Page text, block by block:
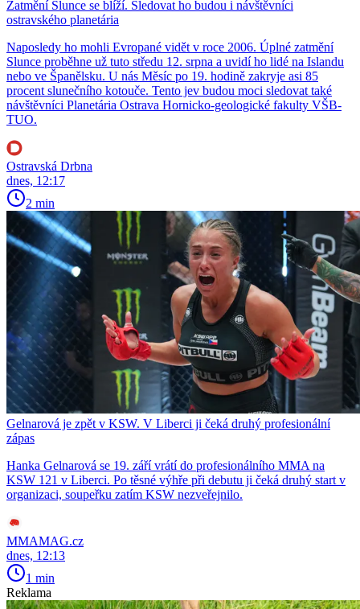
Zatmění Slunce se blíží. Sledovat ho budou i návštěvníci
ostravského planetária
Naposledy ho mohli Evropané vidět v roce 2006. Úplné zatmění
Slunce proběhne už tuto středu 12. srpna a uvidí ho lidé na Islandu
nebo ve Španělsku. U nás Měsíc po 19. hodině zakryje asi 85
procent slunečního kotouče. Tento jev budou moci sledovat také
návštěvníci Planetária Ostrava Hornicko-geologické fakulty VŠB-
TUO.
Ostravská Drbna
dnes, 12:17
2 min
Gelnarová je zpět v KSW. V Liberci ji čeká druhý profesionální
zápas
Hanka Gelnarová se 19. září vrátí do profesionálního MMA na
KSW 121 v Liberci. Po těsné výhře při debutu ji čeká druhý start v
organizaci, soupeřku zatím KSW nezveřejnilo.
MMAMAG.cz
dnes, 12:13
1 min
Reklama